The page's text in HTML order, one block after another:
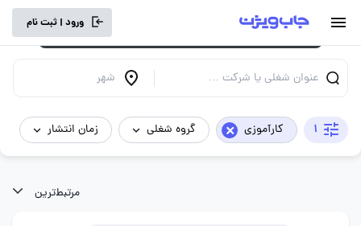
ورود | ثبت نام
عنوان شغلی یا شرکت … شهر
1 گروه شغلی زمان انتشار کارآموزی ×
برای تجربه کاربری بهتر و سرعت بالاتر، vpn
خود را خاموش کنید.